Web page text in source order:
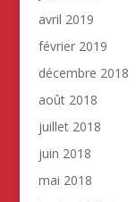
avril 2019
février 2019
décembre 2018
août 2018
juillet 2018
juin 2018
mai 2018